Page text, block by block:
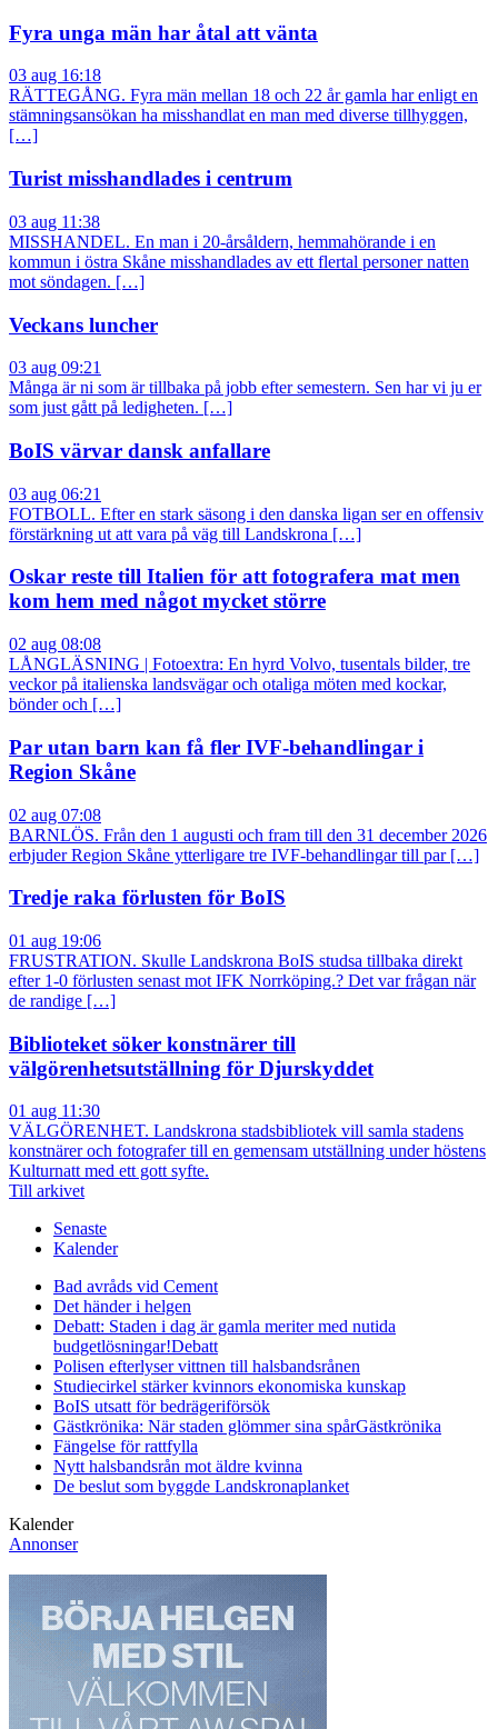
Fyra unga män har åtal att vänta
03 aug 16:18
RÄTTEGÅNG. Fyra män mellan 18 och 22 år gamla har enligt en
stämningsansökan ha misshandlat en man med diverse tillhyggen,
[…]
Turist misshandlades i centrum
03 aug 11:38
MISSHANDEL. En man i 20-årsåldern, hemmahörande i en
kommun i östra Skåne misshandlades av ett flertal personer natten
mot söndagen. […]
Veckans luncher
03 aug 09:21
Många är ni som är tillbaka på jobb efter semestern. Sen har vi ju er
som just gått på ledigheten. […]
BoIS värvar dansk anfallare
03 aug 06:21
FOTBOLL. Efter en stark säsong i den danska ligan ser en offensiv
förstärkning ut att vara på väg till Landskrona […]
Oskar reste till Italien för att fotografera mat men
kom hem med något mycket större
02 aug 08:08
LÅNGLÄSNING | Fotoextra: En hyrd Volvo, tusentals bilder, tre
veckor på italienska landsvägar och otaliga möten med kockar,
bönder och […]
Par utan barn kan få fler IVF-behandlingar i
Region Skåne
02 aug 07:08
BARNLÖS. Från den 1 augusti och fram till den 31 december 2026
erbjuder Region Skåne ytterligare tre IVF-behandlingar till par […]
Tredje raka förlusten för BoIS
01 aug 19:06
FRUSTRATION. Skulle Landskrona BoIS studsa tillbaka direkt
efter 1-0 förlusten senast mot IFK Norrköping.? Det var frågan när
de randige […]
Biblioteket söker konstnärer till
välgörenhetsutställning för Djurskyddet
01 aug 11:30
VÄLGÖRENHET. Landskrona stadsbibliotek vill samla stadens
konstnärer och fotografer till en gemensam utställning under höstens
Kulturnatt med ett gott syfte.
Till arkivet
Senaste
Kalender
Bad avråds vid Cement
Det händer i helgen
Debatt: Staden i dag är gamla meriter med nutida
budgetlösningar!Debatt
Polisen efterlyser vittnen till halsbandsrånen
Studiecirkel stärker kvinnors ekonomiska kunskap
BoIS utsatt för bedrägeriförsök
Gästkrönika: När staden glömmer sina spårGästkrönika
Fängelse för rattfylla
Nytt halsbandsrån mot äldre kvinna
De beslut som byggde Landskronaplanket
Kalender
Annonser